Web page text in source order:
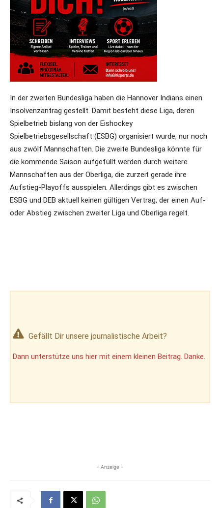
In der zweiten Bundesliga haben die Hannover Indians einen
Insolvenzantrag gestellt. Damit besteht diese Liga, deren
Spielbetrieb bislang von der Eishockey
Spielbetriebsgesellschaft (ESBG) organisiert wurde, nur noch
aus zwölf Mannschaften. Die zweite Bundesliga könnte für
die kommende Saison aufgefüllt werden durch weitere
Mannschaften aus der Oberliga, die zurzeit gerade ihre
Aufstieg-Playoffs ausspielen. Allerdings gibt es zwischen
ESBG und DEB aktuell keinen gültigen Vertrag, der einen Auf-
oder Abstieg zwischen zweiter Liga und Oberliga regelt.
Gefällt Dir unsere journalistische Arbeit?
Dann unterstütze uns hier mit einem kleinen Beitrag. Danke.
- Anzeige -